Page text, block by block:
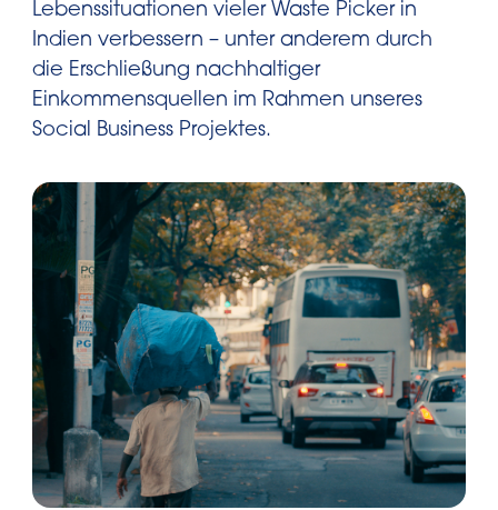
Lebenssituationen vieler Waste Picker in
Indien verbessern – unter anderem durch
die Erschließung nachhaltiger
Einkommensquellen im Rahmen unseres
Social Business Projektes.